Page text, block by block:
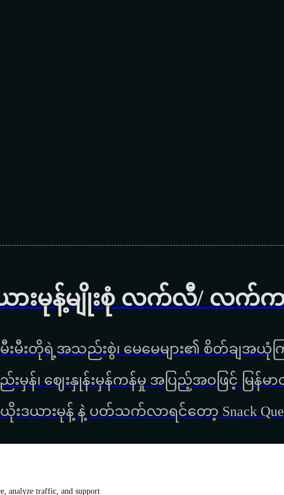
ားမုန့်မျိုးစုံ လက်လီ/ လက်က
းမီးတိုရဲ့အသည်းစွဲ၊ မေမေများ၏ စိတ်ချအယုံကြ
စ္စည်းမှန်၊ ‌ဈေးနှုန်းမှန်ကန်မှု အပြည့်အဝဖြင့် မ
းဒယားမုန့် နဲ့ ပတ်သက်လာရင်တော့ Snack
analyze traffic, and support